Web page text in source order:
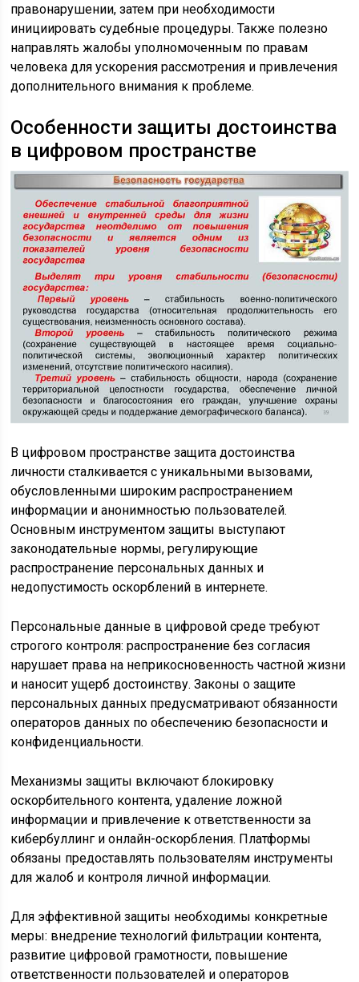
правонарушении, затем при необходимости
инициировать судебные процедуры. Также полезно
направлять жалобы уполномоченным по правам
человека для ускорения рассмотрения и привлечения
дополнительного внимания к проблеме.
Особенности защиты достоинства
в цифровом пространстве
В цифровом пространстве защита достоинства
личности сталкивается с уникальными вызовами,
обусловленными широким распространением
информации и анонимностью пользователей.
Основным инструментом защиты выступают
законодательные нормы, регулирующие
распространение персональных данных и
недопустимость оскорблений в интернете.
Персональные данные в цифровой среде требуют
строгого контроля: распространение без согласия
нарушает права на неприкосновенность частной жизни
и наносит ущерб достоинству. Законы о защите
персональных данных предусматривают обязанности
операторов данных по обеспечению безопасности и
конфиденциальности.
Механизмы защиты включают блокировку
оскорбительного контента, удаление ложной
информации и привлечение к ответственности за
кибербуллинг и онлайн-оскорбления. Платформы
обязаны предоставлять пользователям инструменты
для жалоб и контроля личной информации.
Для эффективной защиты необходимы конкретные
меры: внедрение технологий фильтрации контента,
развитие цифровой грамотности, повышение
ответственности пользователей и операторов